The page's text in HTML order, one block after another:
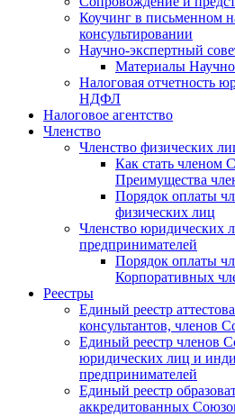
Коучинг в письменном
консультировании
Научно-экспертный
Материалы
Налоговая отчетность
НДФЛ
Налоговое агентство
Членство
Членство физических
Как стать членом
Преимущества
Порядок оплаты
физических лиц
Членство юридических
предпринимателей
Порядок оплаты
Корпоративных
Реестры
Единый реестр
консультантов, членов
Единый реестр членов
юридических лиц и
предпринимателей
Единый реестр
аккредитованных